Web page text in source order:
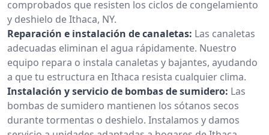
comprobados que resisten los ciclos de congelamiento
y deshielo de Ithaca, NY.
Reparación e instalación de canaletas: Las canaletas
adecuadas eliminan el agua rápidamente. Nuestro
equipo repara o instala canaletas y bajantes, ayudando
a que tu estructura en Ithaca resista cualquier clima.
Instalación y servicio de bombas de sumidero: Las
bombas de sumidero mantienen los sótanos secos
durante tormentas o deshielo. Instalamos y damos